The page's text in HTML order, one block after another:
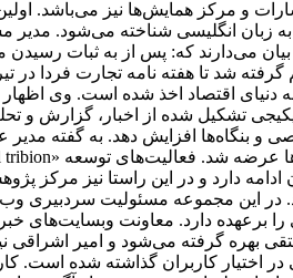
زبان انگلیسی شناخته می‌شود. مدیر
بیان می‌دارند که: پس از به ثبات
دنیای اقتصاد اخذ شده است. وی
تشکیل شده از اخبار، گزارش و
بنگاه‌ها افزایش دهد. به گفته مدیر
ادامه دارد و در این راستا نیز مرکز
این مجموعه مسئولیت سردبیری
دارد. معاونت وبسایت‌های
متقی بهره گرفته می‌شود و امیر
در اختیار کاربران گذاشته شده است.